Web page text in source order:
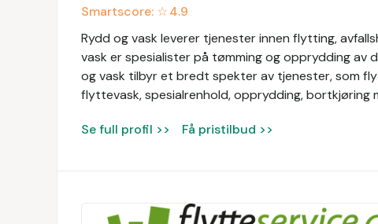
Smartscore: ☆4.9
Rydd og vask leverer tjenester innen flytting,
vask er spesialister på tømming og opprydding av
og vask tilbyr et bredt spekter av tjenester, som
flyttevask, spesialrenhold, opprydding, bortkjøring
Se full profil >> Få pristilbud >>